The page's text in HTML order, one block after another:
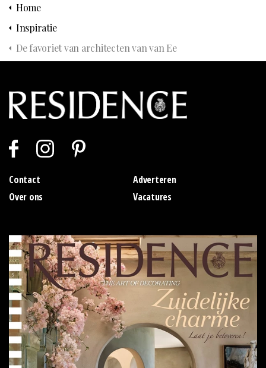
Home
Inspiratie
De favoriet van architecten van van Ee
Contact
Adverteren
Over ons
Vacatures